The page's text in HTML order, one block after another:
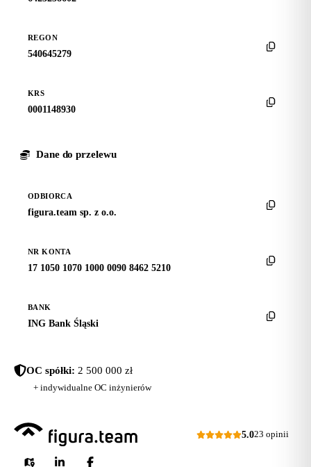
REGON
540645279
KRS
0001148930
Dane do przelewu
ODBIORCA
figura.team sp. z o.o.
NR KONTA
17 1050 1070 1000 0090 8462 5210
BANK
ING Bank Śląski
OC spółki: 2 500 000 zł
+ indywidualne OC inżynierów
5.023 opinii